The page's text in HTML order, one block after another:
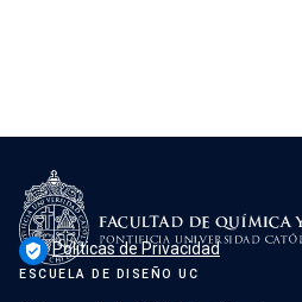
verified_user Políticas de Privacidad
ESCUELA DE DISEÑO UC